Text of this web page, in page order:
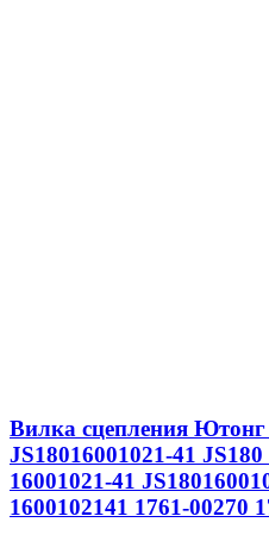
Вилка сцепления Ютонг
JS18016001021-41
16001021-41
1600102141 1761-00270